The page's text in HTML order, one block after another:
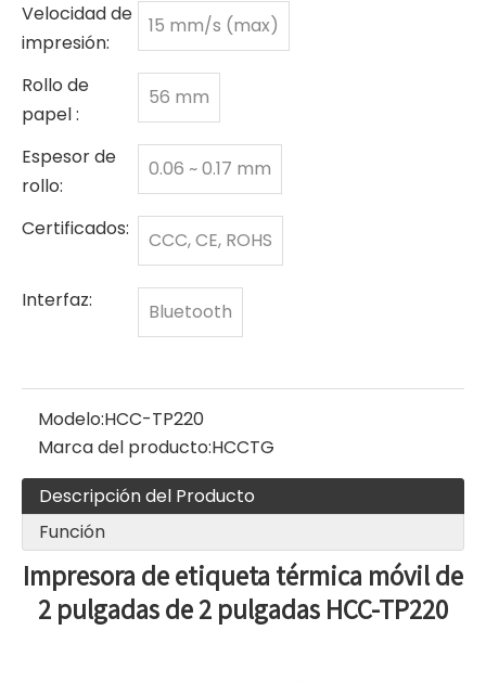
Velocidad de
impresión:
15 mm/s (max)
Rollo de
papel :
56 mm
Espesor de
rollo:
0.06 ~ 0.17 mm
Certificados: CCC, CE, ROHS
Interfaz: Bluetooth
Modelo:HCC-TP220
Marca del producto:HCCTG
Descripción del Producto
Función
Impresora de etiqueta térmica móvil de
2 pulgadas de 2 pulgadas HCC-TP220